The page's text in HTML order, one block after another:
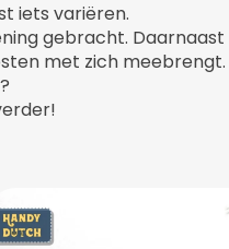
iets variëren.
gebracht.
met zich meebrengt.